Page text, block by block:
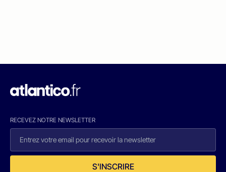
RECEVEZ NOTRE NEWSLETTER
S'INSCRIRE